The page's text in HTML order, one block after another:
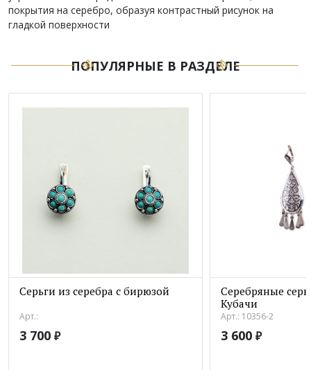
покрытия на серебро, образуя контрастный рисунок на
гладкой поверхности
ПОПУЛЯРНЫЕ В РАЗДЕЛЕ
Серьги из серебра с бирюзой
Арт.:
3 700 ₽
Серебряные
Кубачи
Арт.: 10356-2
3 600 ₽